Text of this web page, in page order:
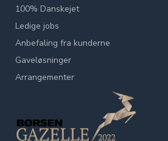
100% Danskejet
Ledige jobs
Anbefaling fra kunderne
Gaveløsninger
Arrangementer